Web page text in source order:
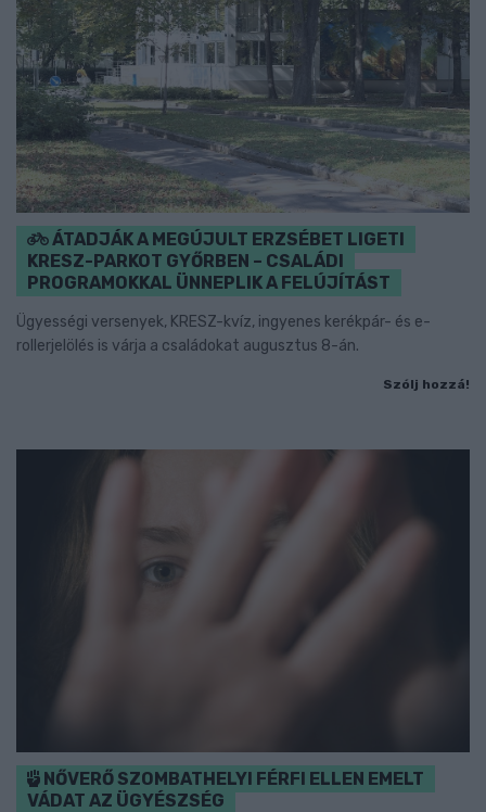
ÁTADJÁK A MEGÚJULT ERZSÉBET LIGETI
KRESZ-PARKOT GYŐRBEN – CSALÁDI
PROGRAMOKKAL ÜNNEPLIK A FELÚJÍTÁST
Ügyességi versenyek, KRESZ-kvíz, ingyenes kerékpár- és e-
rollerjelölés is várja a családokat augusztus 8-án.
Szólj hozzá!
NŐVERŐ SZOMBATHELYI FÉRFI ELLEN EMELT
VÁDAT AZ ÜGYÉSZSÉG